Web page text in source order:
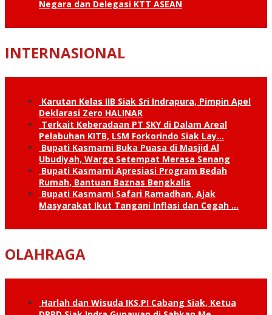
Negara dan Delegasi KTT ASEAN
INTERNASIONAL
Karutan Kelas IIB Siak Sri Indrapura, Pimpin Apel
Deklarasi Zero HALINAR
Terkait Keberadaan PT SKY di Dalam Areal
Pelabuhan KITB, LSM Forkorindo Siak Lay…
Bupati Kasmarni Buka Puasa di Masjid Al
Ubudiyah, Warga Setempat Merasa Senang
Bupati Kasmarni Apresiasi Program Bedah
Rumah, Bantuan Baznas Bengkalis
Bupati Kasmarni Safari Ramadhan, Ajak
Masyarakat Ikut Tangani Inflasi dan Cegah …
OLAHRAGA
Harlah dan Wisuda IKS.PI Cabang Siak, Ketua